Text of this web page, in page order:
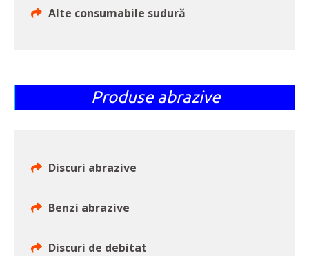
Alte consumabile sudură
Produse abrazive
Discuri abrazive
Benzi abrazive
Discuri de debitat